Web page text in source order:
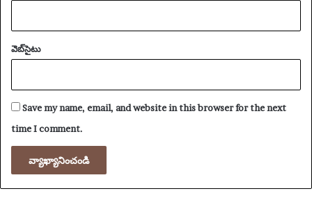
వెబ్‌సైటు
Save my name, email, and website in this browser for the next
time I comment.